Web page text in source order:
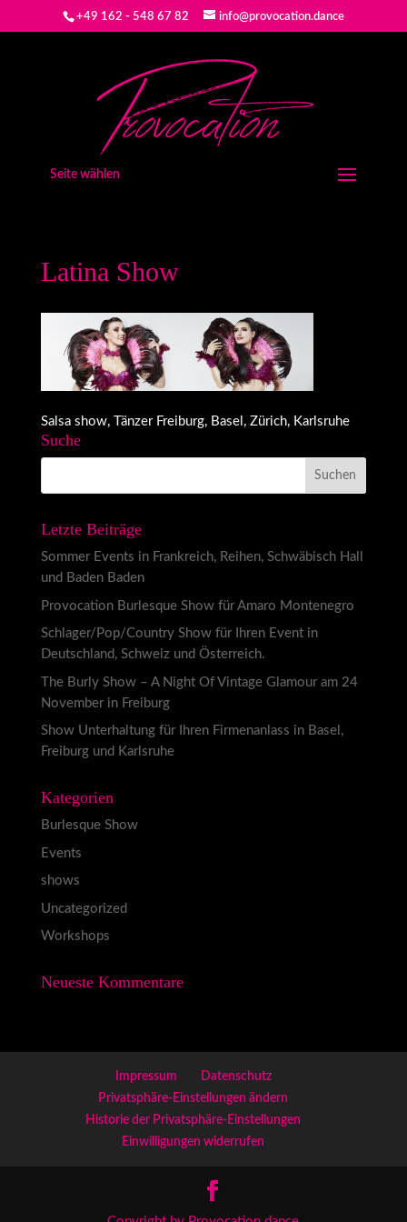
+49 162 - 548 67 82 info@provocation.dance
Seite wählen
Latina Show
Salsa show, Tänzer Freiburg, Basel, Zürich, Karlsruhe
Suche
Letzte Beiträge
Sommer Events in Frankreich, Reihen, Schwäbisch Hall
und Baden Baden
Provocation Burlesque Show für Amaro Montenegro
Schlager/Pop/Country Show für Ihren Event in
Deutschland, Schweiz und Österreich.
The Burly Show – A Night Of Vintage Glamour am 24
November in Freiburg
Show Unterhaltung für Ihren Firmenanlass in Basel,
Freiburg und Karlsruhe
Kategorien
Burlesque Show
Events
shows
Uncategorized
Workshops
Neueste Kommentare
Impressum
Datenschutz
Privatsphäre-Einstellungen ändern
Historie der Privatsphäre-Einstellungen
Einwilligungen widerrufen